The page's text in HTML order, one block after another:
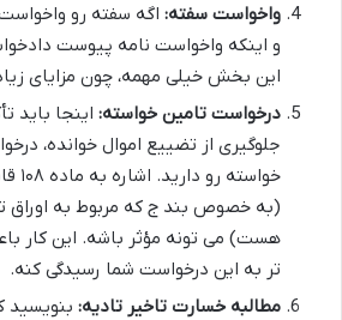
واخواست سفته: اگه سفته رو
و اینکه واخواست نامه پیوست
این بخش خیلی مهمه، چون مزایای
درخواست تامین خواسته: اینجا باید
جلوگیری از تضییع اموال خوانده،
(به خصوص بند ج که مربوط به
هست) می تونه مؤثر باشه. این کار
تر به این درخواست شما رسیدگی کنه.
مطالبه خسارت تاخیر تادیه: بنویسید